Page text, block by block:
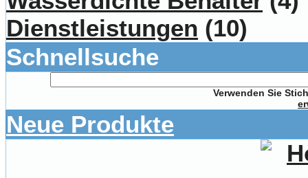
Dienstleistungen (10)
Schnellsuche
Verwenden Sie
Neue Produkte